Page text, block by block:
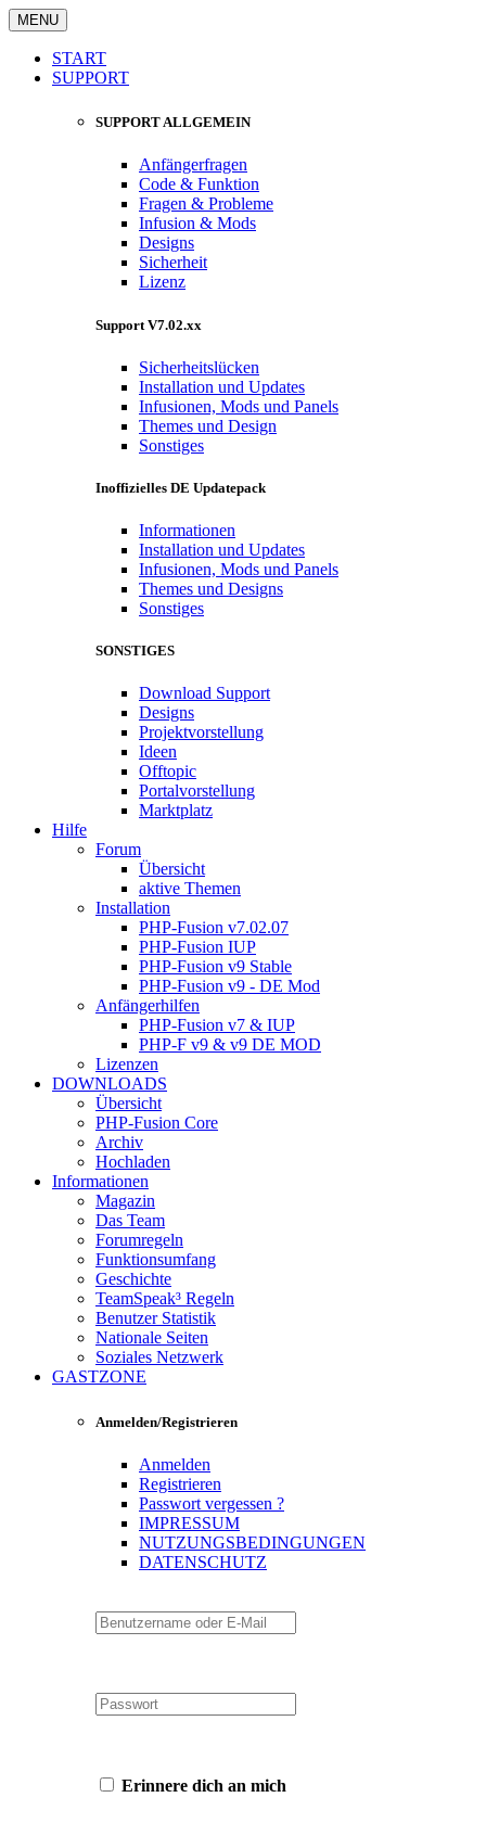
MENU
START
SUPPORT
SUPPORT ALLGEMEIN
Anfängerfragen
Code & Funktion
Fragen & Probleme
Infusion & Mods
Designs
Sicherheit
Lizenz
Support V7.02.xx
Sicherheitslücken
Installation und Updates
Infusionen, Mods und Panels
Themes und Design
Sonstiges
Inoffizielles DE Updatepack
Informationen
Installation und Updates
Infusionen, Mods und Panels
Themes und Designs
Sonstiges
SONSTIGES
Download Support
Designs
Projektvorstellung
Ideen
Offtopic
Portalvorstellung
Marktplatz
Hilfe
Forum
Übersicht
aktive Themen
Installation
PHP-Fusion v7.02.07
PHP-Fusion IUP
PHP-Fusion v9 Stable
PHP-Fusion v9 - DE Mod
Anfängerhilfen
PHP-Fusion v7 & IUP
PHP-F v9 & v9 DE MOD
Lizenzen
DOWNLOADS
Übersicht
PHP-Fusion Core
Archiv
Hochladen
Informationen
Magazin
Das Team
Forumregeln
Funktionsumfang
Geschichte
TeamSpeak³ Regeln
Benutzer Statistik
Nationale Seiten
Soziales Netzwerk
GASTZONE
Anmelden/Registrieren
Anmelden
Registrieren
Passwort vergessen ?
IMPRESSUM
NUTZUNGSBEDINGUNGEN
DATENSCHUTZ
Erinnere dich an mich